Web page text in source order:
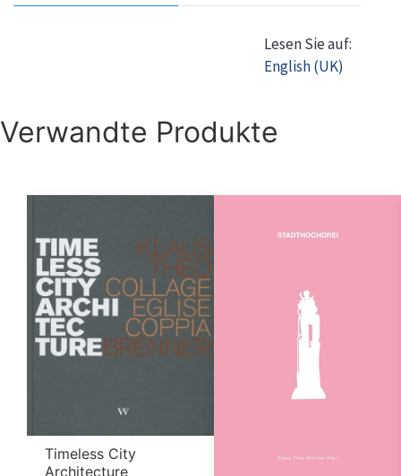
Lesen Sie auf:
English (UK)
Verwandte Produkte
Timeless City
Architecture